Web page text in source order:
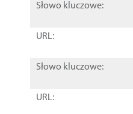
Słowo kluczowe:
URL:
Słowo kluczowe:
URL: